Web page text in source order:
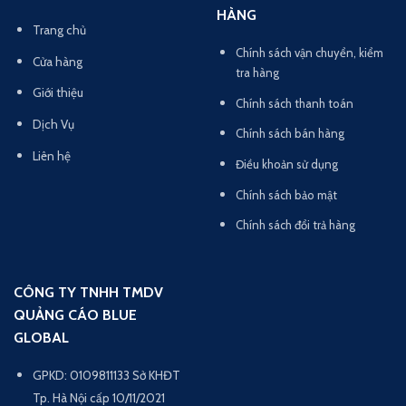
Trang chủ
Cửa hàng
Giới thiệu
Dịch Vụ
Liên hệ
HÀNG
Chính sách vận chuyển, kiểm
tra hàng
Chính sách thanh toán
Chính sách bán hàng
Điều khoản sử dụng
Chính sách bảo mật
Chính sách đổi trả hàng
CÔNG TY TNHH TMDV
QUẢNG CÁO BLUE
GLOBAL
GPKD: 0109811133 Sở KHĐT
Tp. Hà Nội cấp 10/11/2021